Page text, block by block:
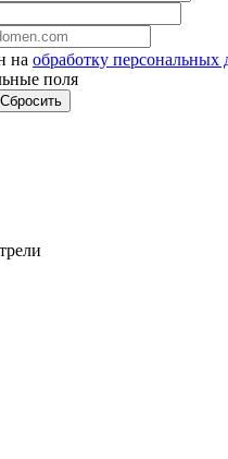
на обработку персональных
поля
Сбросить